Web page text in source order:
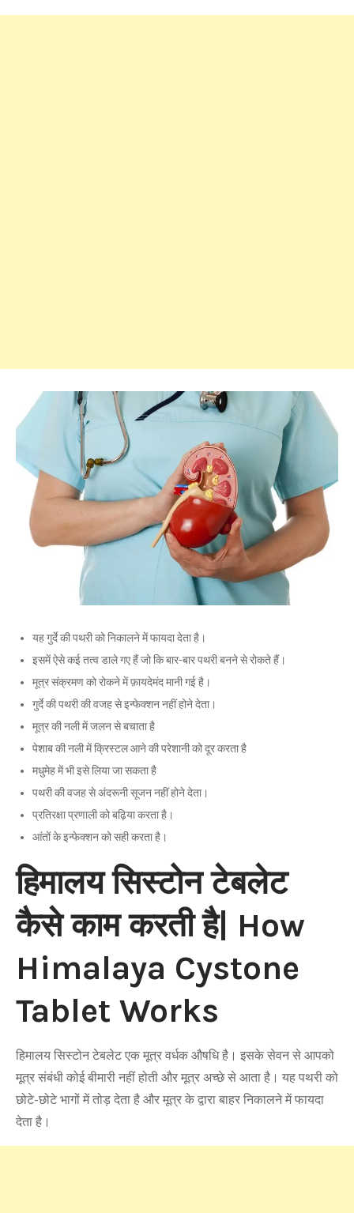
यह गुर्दे की पथरी को निकालने में फायदा देता है।
इसमें ऐसे कई तत्व डाले गए हैं जो कि बार-बार पथरी बनने से रोकते हैं।
मूत्र संक्रमण को रोकने में फ़ायदेमंद मानी गई है।
गुर्दे की पथरी की वजह से इन्फेक्शन नहीं होने देता।
मूत्र की नली में जलन से बचाता है
पेशाब की नली में क्रिस्टल आने की परेशानी को दूर करता है
मधुमेह में भी इसे लिया जा सकता है
पथरी की वजह से अंदरूनी सूजन नहीं होने देता।
प्रतिरक्षा प्रणाली को बढ़िया करता है।
आंतों के इन्फेक्शन को सही करता है।
हिमालय सिस्टोन टेबलेट
कैसे काम करती है| How
Himalaya Cystone
Tablet Works
हिमालय सिस्टोन टेबलेट एक मूत्र वर्धक औषधि है। इसके सेवन से आपको
मूत्र संबंधी कोई बीमारी नहीं होती और मूत्र अच्छे से आता है। यह पथरी को
छोटे-छोटे भागों में तोड़ देता है और मूत्र के द्वारा बाहर निकालने में फायदा
देता है।